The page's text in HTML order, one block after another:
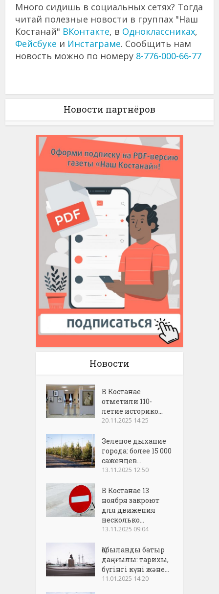
Много сидишь в социальных сетях? Тогда
читай полезные новости в группах "Наш
Костанай" ВКонтакте, в Одноклассниках,
Фейсбуке и Инстаграме. Сообщить нам
новость можно по номеру 8-776-000-66-77
Новости партнёров
Новости
В Костанае
отметили 110-
летие историко...
20.11.2025 14:25
Зеленое дыхание
города: более 15 000
саженцев...
13.11.2025 12:50
В Костанае 13
ноября закроют
для движения
несколько...
13.11.2025 09:04
Қобыланды батыр
даңғылы: тарихы,
бүгінгі күні және...
11.01.2025 14:20